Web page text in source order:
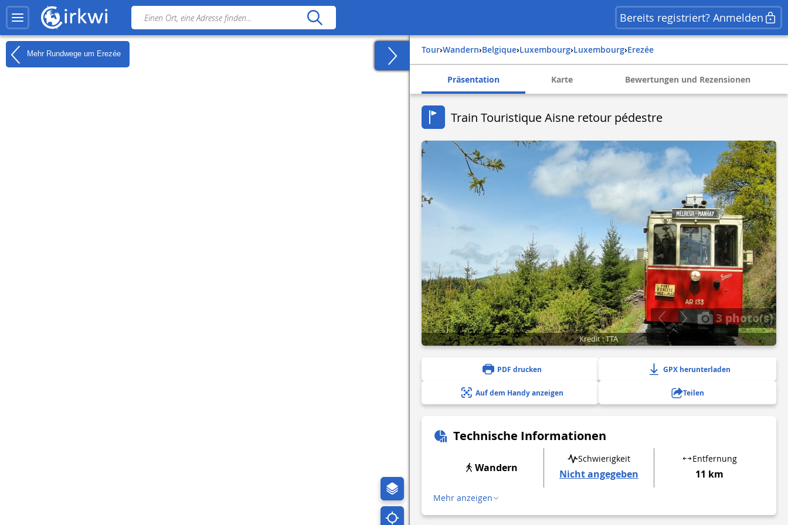
Bereits registriert? Anmelden
Mehr Rundwege um Erezée Tour› Wandern› belgique› luxembourg› luxembourg› erezée
Präsentation Karte Bewertungen und Rezensionen
Train Touristique Aisne retour pédestre
3 photo(s)
Kredit : TTA
PDF drucken GPX herunterladen
Auf dem Handy anzeigen Teilen
Technische Informationen
Wandern
Schwierigkeit
Nicht angegeben
Entfernung
11 km
Mehr anzeigen